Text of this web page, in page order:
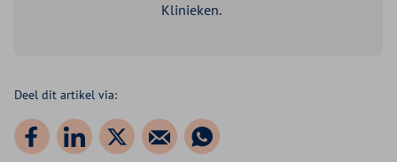
Klinieken.
Deel dit artikel via: